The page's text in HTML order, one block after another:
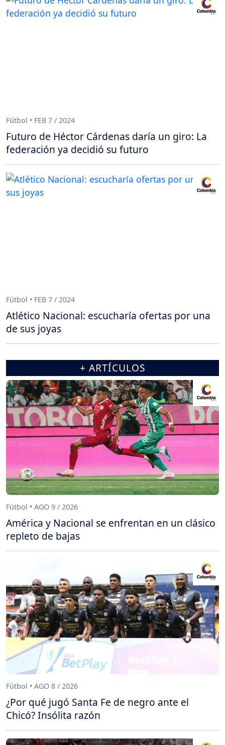
Fútbol • FEB 7 / 2024
Futuro de Héctor Cárdenas daría un giro: La
federación ya decidió su futuro
Fútbol • FEB 7 / 2024
Atlético Nacional: escucharía ofertas por una
de sus joyas
+ ARTÍCULOS
Fútbol • AGO 9 / 2026
América y Nacional se enfrentan en un clásico
repleto de bajas
Fútbol • AGO 8 / 2026
¿Por qué jugó Santa Fe de negro ante el
Chicó? Insólita razón